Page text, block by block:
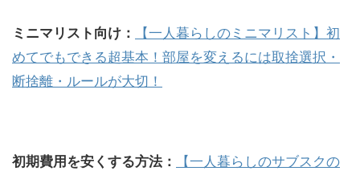
ミニマリスト向け：
【一人暮らしのミニマリスト】初
めてでもできる超基本！部屋を変えるには取捨選択・
断捨離・ルールが大切！
初期費用を安くする方法：
【一人暮らしのサブスクの